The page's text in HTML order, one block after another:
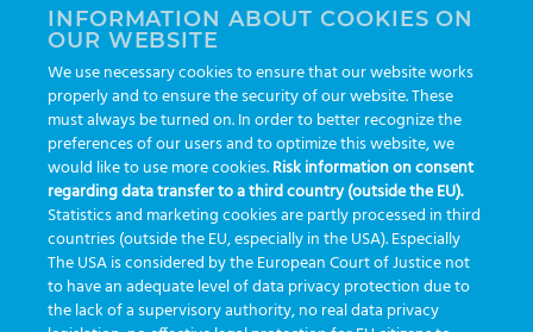
Guia rápido de instruções
Clique na imagem abaixo para acessar o Guia GBO eTrack
INFORMATION ABOUT COOKIES ON
OUR WEBSITE
We use necessary cookies to ensure that our website works
properly and to ensure the security of our website. These
must always be turned on. In order to better recognize the
preferences of our users and to optimize this website, we
would like to use more cookies.Risk information on consent
regarding data transfer to a third country (outside the EU).
Statistics and marketing cookies are partly processed in third
countries (outside the EU, especially in the USA). Especially
The USA is considered by the European Court of Justice not
to have an adequate level of data privacy protection due to
the lack of a supervisory authority, no real data privacy